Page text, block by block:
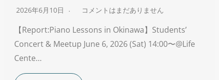
2026年6月10日 コメントはまだありません
【Report:Piano Lessons in Okinawa】Students’
Concert & Meetup June 6, 2026 (Sat) 14:00〜@Life
Cente…